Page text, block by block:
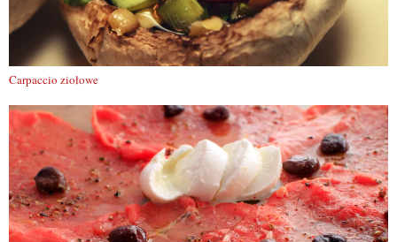
Carpaccio ziołowe